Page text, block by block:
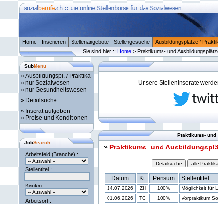
Home Inserieren Stellenangebote Stellengesuche
Ausbildungsplätze /
Sie sind hier :: Home > Praktikums- und
SubMenu
»Ausbildungspl. / Praktika
»nur Sozialwesen
»nur Gesundheitswesen
» Detailsuche
» Inserat aufgeben
» Preise und Konditionen
JobSearch
Arbeitsfeld (Branche) :
Stellentitel :
Kanton :
Arbeitsort :
Unsere Stelleninserate
Praktikums- und
» Praktikums- und
Datum Kt. Pensum Stellentitel
14.07.2026 ZH 100%
Möglichkeit für
01.06.2026
TG 100% Vorpraktikum